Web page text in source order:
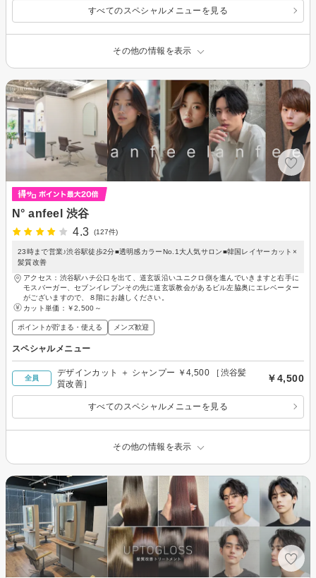
すべてのスペシャルメニューを見る
その他の情報を表示
N° anfeel 渋谷
4.3
(127件)
23時まで営業♪渋谷駅徒歩2分■透明感カラーNo.1大人気サロン■韓国レイヤーカット×
髪質改善
アクセス：渋谷駅ハチ公口を出て、道玄坂沿いユニクロ側を進んでいきますと右手に
モスバーガー、セブンイレブンその先に道玄坂教会があるビル左脇奥にエレベーター
がございますので、８階にお越しください。
カット単価： ￥2,500～
ポイントが貯まる・使える メンズ歓迎
スペシャルメニュー
全員
デザインカット ＋ シャンプー ￥4,500 ［渋谷髪
質改善］
￥4,500
すべてのスペシャルメニューを見る
その他の情報を表示